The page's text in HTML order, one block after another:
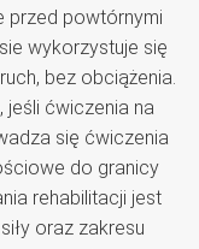
przed powtórnymi
wykorzystuje się
bez obciążenia.
ćwiczenia na
się ćwiczenia
do granicy
rehabilitacji jest
oraz zakresu